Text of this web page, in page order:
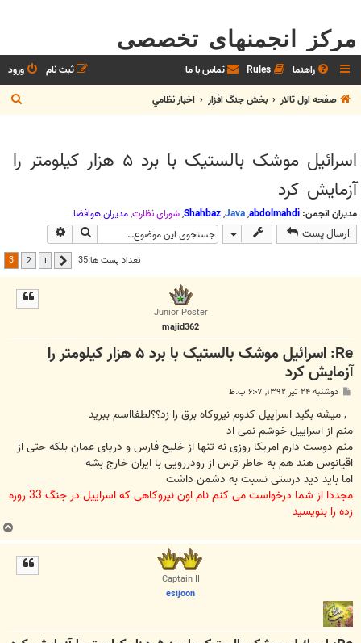
مرکز انجمنهای تخصصی
راهنما Rules تماس با ما ورود
ثبت نام
صفحه اول تالار
بخش جنگ افزار اخبار نظامي
س
اسرائیل موشک بالستیک با برد ۵ هزار کیلومتر را
آزمایش کرد
مدیران انجمن: abdolmahdi
,
Java
,
Shahbaz
,شوراي نظارت,مديران هوافضا
ارسال پست جستجو
تعداد پست ها:35 قبلی 1
2
3
Junior Poster
majid362
Re: اسرائیل موشک بالستیک با برد ۵ هزار کیلومتر را
آزمایش کرد
ت
دوشنبه ۲۴ تیر ۱۳۹۲, ۶:۰۷ ب.ظ
, میشه بگید اسراییل کدوم نیروکاه برق را زد؟؟لطفااسم ببرید
منم از اسراییل خوشم نمی اد
منم دوست دارم امریکا روزی نه تنها از خلیح فارس و دریای عمان بلکه حتی از
اقیانوس هند هم به خاطر ترس از رودررویی با ایران خارج بشه
اما باید دید درستی نسبت به دشمن داشت
مجددا از شما درخواست می کنم نام اون نیروکاهی که اسراییل در جنگ 33 روزه
زده را بنویسید
Captain II
esijoon